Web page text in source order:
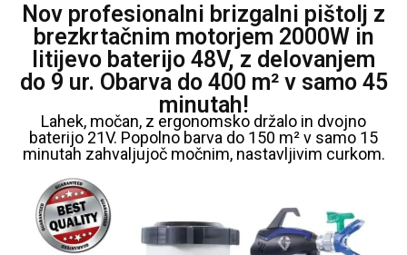
Nov profesionalni brizgalni pištolj z
brezkrtačnim motorjem 2000W in
litijevo baterijo 48V, z delovanjem
do 9 ur. Obarva do 400 m² v samo 45
minutah!
Lahek, močan, z ergonomsko držalo in dvojno
baterijo 21V. Popolno barva do 150 m² v samo 15
minutah zahvaljujoč močnim, nastavljivim curkom.